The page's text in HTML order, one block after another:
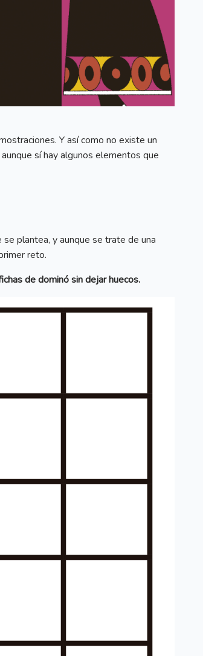
Y así como no existe un
sí hay algunos elementos que
plantea, y aunque se trate de una
reto.
de dominó sin dejar huecos.